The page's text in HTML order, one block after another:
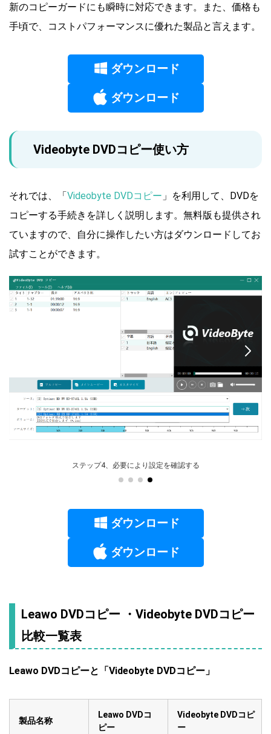
新のコピーガードにも瞬時に対応できます。また、価格も
手頃で、コストパフォーマンスに優れた製品と言えます。
ダウンロード
ダウンロード
Videobyte DVDコピー使い方
それでは、「Videobyte DVDコピー 」を利用して、DVDを
コピーする手続きを詳しく説明します。無料版も提供され
ていますので、自分に操作したい方はダウンロードしてお
試すことができます。
ステップ4、必要により設定を確認する
ダウンロード
ダウンロード
Leawo DVDコピー ・Videobyte DVDコピー
比較一覧表
Leawo DVDコピーと「Videobyte DVDコピー」
製品名称
Leawo DVDコ
ピー
Videobyte DVDコピ
ー